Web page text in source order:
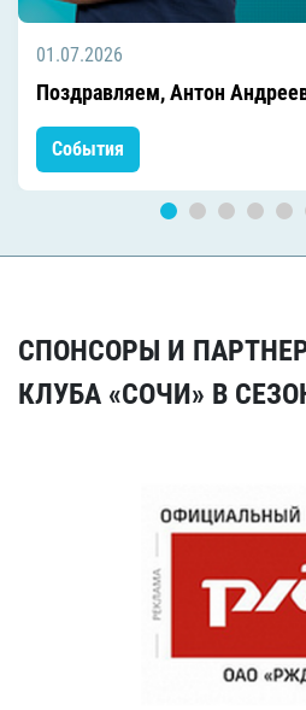
01.07.2026
Поздравляем, Антон
События
СПОНСОРЫ И
КЛУБА «СОЧИ» В